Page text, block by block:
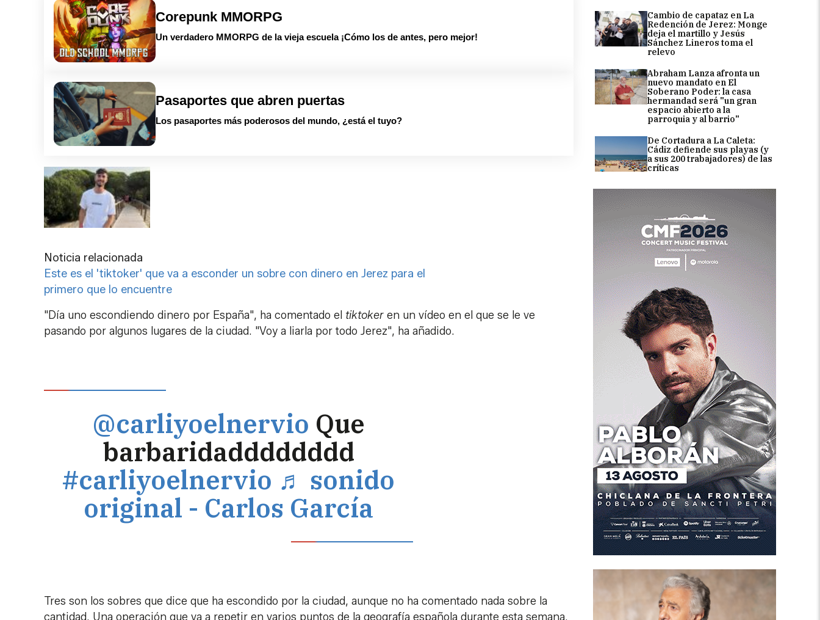
Cambio de capataz en La
Redención de Jerez: Monge
deja el martillo y Jesús
Sánchez Lineros toma el
relevo
Abraham Lanza afronta un
nuevo mandato en El
Soberano Poder: la casa
hermandad será "un gran
espacio abierto a la
parroquia y al barrio"
De Cortadura a La Caleta:
Cádiz defiende sus playas (y
a sus 200 trabajadores) de las
críticas
Corepunk MMORPG
Un verdadero MMORPG de la vieja escuela ¡Cómo los de antes, pero mejor!
Pasaportes que abren puertas
Los pasaportes más poderosos del mundo, ¿está el tuyo?
Noticia relacionada
Este es el 'tiktoker' que va a esconder un sobre con dinero en Jerez para el
primero que lo encuentre
"Día uno escondiendo dinero por España", ha comentado el tiktoker en un vídeo en el que se le ve
pasando por algunos lugares de la ciudad. "Voy a liarla por todo Jerez", ha añadido.
@carliyoelnervio Que
barbaridadddddddd
#carliyoelnervio ♬ sonido
original - Carlos García
Tres son los sobres que dice que ha escondido por la ciudad, aunque no ha comentado nada sobre la
cantidad. Una operación que va a repetir en varios puntos de la geografía española durante esta semana.